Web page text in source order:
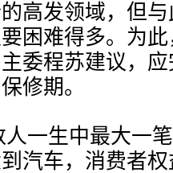
高发领域，但
困难得多。为
委程苏建议，
修期。
一生中最大一
汽车，消费者